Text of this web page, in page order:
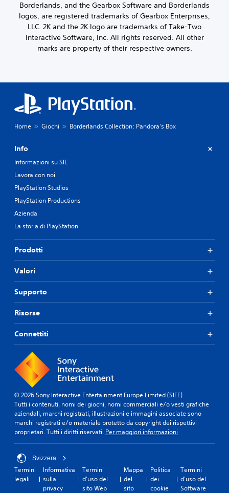
Borderlands, and the Gearbox Software and Borderlands
logos, are registered trademarks of Gearbox Enterprises,
LLC. 2K and the 2K logo are trademarks of Take-Two
Interactive Software, Inc. All rights reserved. All other
marks are property of their respective owners.
Home Giochi Borderlands Collection: Pandora's Box
Info
Informazioni su SIE
Lavora con noi
PlayStation Studios
PlayStation Productions
Azienda
La storia di PlayStation
Prodotti
Valori
Supporto
Risorse
Connettiti
© 2026 Sony Interactive Entertainment Europe Limited (SIEE)
Tutti i contenuti, nomi dei giochi, nomi commerciali e/o vesti grafiche
aziendali, marchi registrati, illustrazioni e immagini associate sono
marchi registrati e/o materiale protetto da copyright dei rispettivi
proprietari. Tutti i diritti riservati. Per maggiori informazioni
Svizzera
Termini
legali
Informativa
sulla
privacy
Termini
d'uso del
sito Web
Mappa
del
sito
Politica
dei
cookie
Termini
d'uso del
Software